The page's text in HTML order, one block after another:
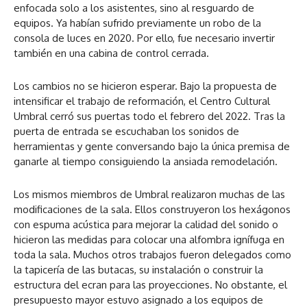
enfocada solo a los asistentes, sino al resguardo de
equipos. Ya habían sufrido previamente un robo de la
consola de luces en 2020. Por ello, fue necesario invertir
también en una cabina de control cerrada.
Los cambios no se hicieron esperar. Bajo la propuesta de
intensificar el trabajo de reformación, el Centro Cultural
Umbral cerró sus puertas todo el febrero del 2022. Tras la
puerta de entrada se escuchaban los sonidos de
herramientas y gente conversando bajo la única premisa de
ganarle al tiempo consiguiendo la ansiada remodelación.
Los mismos miembros de Umbral realizaron muchas de las
modificaciones de la sala. Ellos construyeron los hexágonos
con espuma acústica para mejorar la calidad del sonido o
hicieron las medidas para colocar una alfombra ignífuga en
toda la sala. Muchos otros trabajos fueron delegados como
la tapicería de las butacas, su instalación o construir la
estructura del ecran para las proyecciones. No obstante, el
presupuesto mayor estuvo asignado a los equipos de